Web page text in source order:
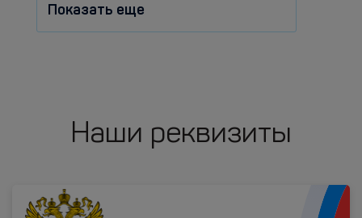
Показать еще
Наши реквизиты